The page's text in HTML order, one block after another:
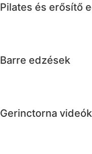
Pilates és erősítő
Barre edzések
Gerinctorna videók